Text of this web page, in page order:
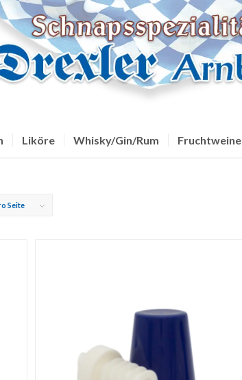
Liköre Whisky/Gin/Rum Fruchtweine
Seite